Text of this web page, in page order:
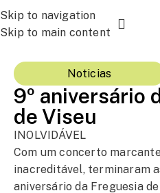
Skip to navigation
Skip to main content
Noticias
9º aniversário
de Viseu
INOLVIDÁVEL
Com um concerto
inacreditável, terminaram
aniversário da Freguesia